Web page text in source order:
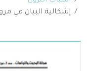
إشكالية البيان في